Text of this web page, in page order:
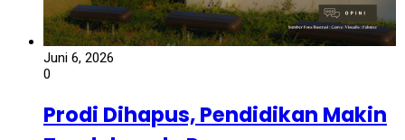
Juni 6, 2026
0
Prodi Dihapus, Pendidikan Makin